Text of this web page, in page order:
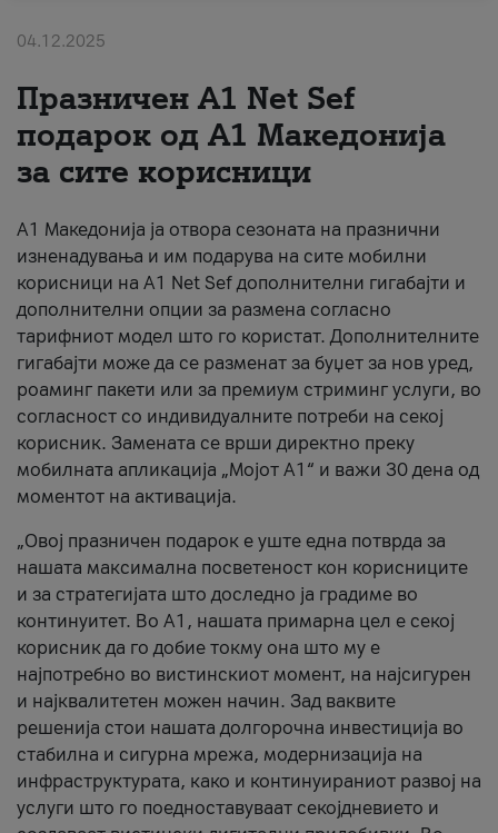
Надополни кредит
За нас
#ПодобарОнлајн
04.12.2025
Празничен A1 Net Sеf
подарок од А1 Македонија
за сите корисници
А1 Македонија ја отвора сезоната на празнични
изненадувања и им подарува на сите мобилни
корисници на A1 Net Sef дополнителни гигабајти и
дополнителни опции за размена согласно
тарифниот модел што го користат. Дополнителните
гигабајти може да се разменат за буџет за нов уред,
роаминг пакети или за премиум стриминг услуги, во
согласност со индивидуалните потреби на секој
корисник. Замената се врши директно преку
мобилната апликација „Мојот А1“ и важи 30 дена од
моментот на активација.
„Овој празничен подарок е уште една потврда за
нашата максимална посветеност кон корисниците
и за стратегијата што доследно ја градиме во
континуитет. Во А1, нашата примарна цел е секој
корисник да го добие токму она што му е
најпотребно во вистинскиот момент, на најсигурен
и најквалитетен можен начин. Зад ваквите
решенија стои нашата долгорочна инвестиција во
стабилна и сигурна мрежа, модернизација на
инфраструктурата, како и континуираниот развој на
услуги што го поедноставуваат секојдневието и